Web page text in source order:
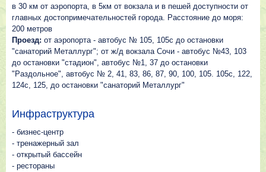
в 30 км от аэропорта, в 5км от вокзала и в пешей доступности от
главных достопримечательностей города. Расстояние до моря:
200 метров
Проезд: от аэропорта - автобус № 105, 105с до остановки
"санаторий Металлург"; от ж/д вокзала Сочи - автобус №43, 103
до остановки "стадион", автобус №1, 37 до остановки
"Раздольное", автобус № 2, 41, 83, 86, 87, 90, 100, 105. 105с, 122,
124с, 125, до остановки "санаторий Металлург"
Инфраструктура
- бизнес-центр
- тренажерный зал
- открытый бассейн
- рестораны